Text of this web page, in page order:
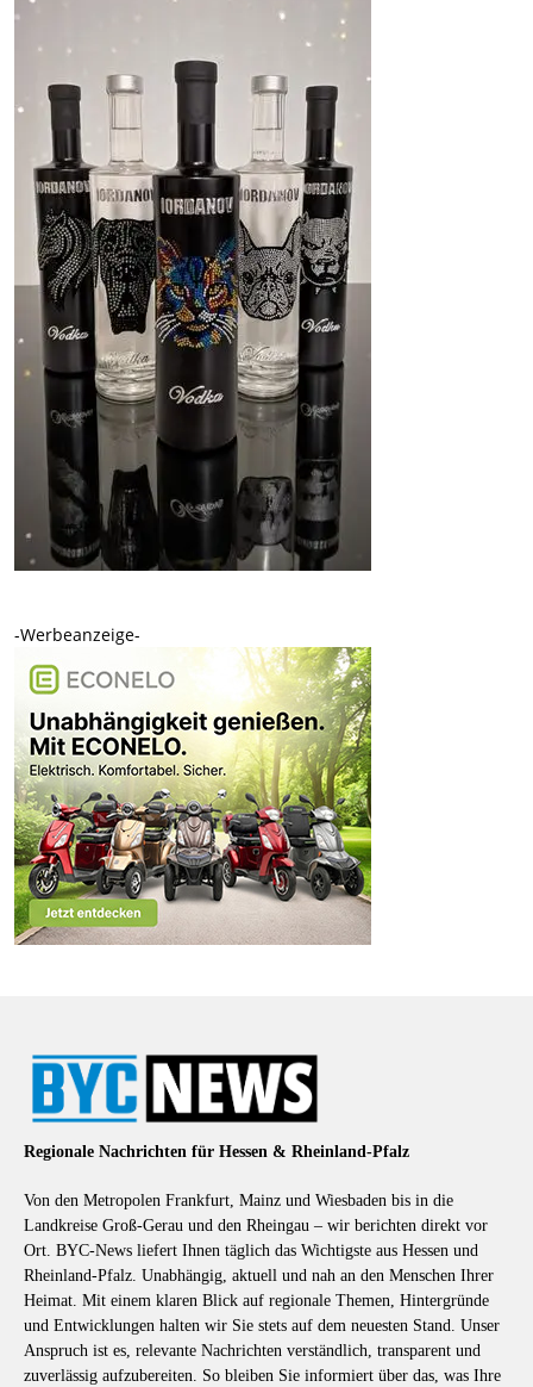
-Werbeanzeige-
Regionale Nachrichten für Hessen & Rheinland-Pfalz
Von den Metropolen Frankfurt, Mainz und Wiesbaden bis in die
Landkreise Groß-Gerau und den Rheingau – wir berichten direkt vor
Ort. BYC-News liefert Ihnen täglich das Wichtigste aus Hessen und
Rheinland-Pfalz. Unabhängig, aktuell und nah an den Menschen Ihrer
Heimat. Mit einem klaren Blick auf regionale Themen, Hintergründe
und Entwicklungen halten wir Sie stets auf dem neuesten Stand. Unser
Anspruch ist es, relevante Nachrichten verständlich, transparent und
zuverlässig aufzubereiten. So bleiben Sie informiert über das, was Ihre